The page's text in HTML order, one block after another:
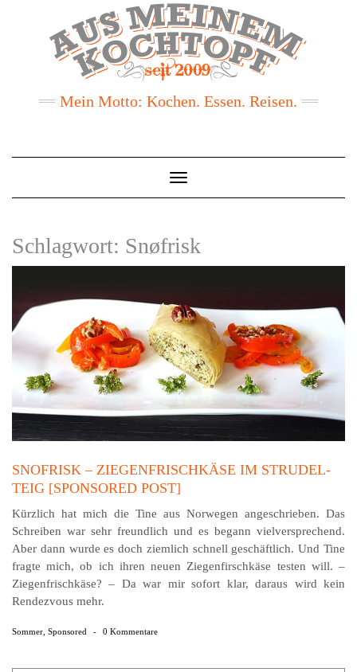
Mein Motto: Kochen. Essen. Reisen.
Toggle
Navigation
Schlagwort: Snøfrisk
SNOFRISK – ZIEGENFRISCHKÄSE IM STRUDEL-
TEIG [SPONSORED POST]
Kürzlich hat mich die Tine aus Norwegen angeschrieben. Das
Schreiben war sehr freundlich und es begann vielversprechend.
Aber dann wurde es doch ziemlich schnell geschäftlich. Und Tine
fragte mich, ob ich ihren neuen Ziegenfirschkäse testen will. –
Ziegenfrischkäse? – Da war mir sofort klar, daraus wird kein
Rendezvous mehr.
Sommer Sponsored - 0 Kommentare